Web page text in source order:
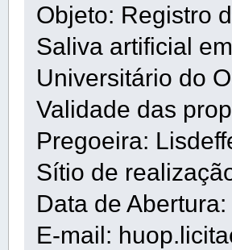
Objeto: Registro
Saliva artificial
Universitário do
Validade das
Pregoeira:
Sítio de
Data de
E-mail: